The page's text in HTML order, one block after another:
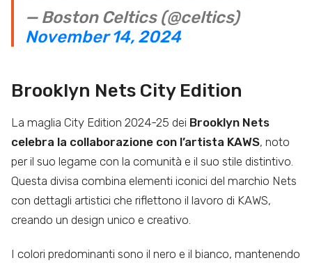
— Boston Celtics (@celtics)
November 14, 2024
Brooklyn Nets City Edition
La maglia City Edition 2024-25 dei Brooklyn Nets
celebra la collaborazione con l’artista KAWS, noto
per il suo legame con la comunità e il suo stile distintivo.
Questa divisa combina elementi iconici del marchio Nets
con dettagli artistici che riflettono il lavoro di KAWS,
creando un design unico e creativo.
I colori predominanti sono il nero e il bianco, mantenendo